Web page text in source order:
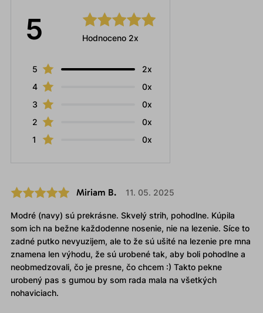
5 Hodnoceno 2x
5
2x
4
0x
3
0x
2
0x
1
0x
Miriam B. 11. 05. 2025
Modré (navy) sú prekrásne. Skvelý strih, pohodlne. Kúpila
som ich na bežne každodenne nosenie, nie na lezenie. Síce to
zadné putko nevyuzijem, ale to že sú ušité na lezenie pre mna
znamena len výhodu, že sú urobené tak, aby boli pohodlne a
neobmedzovali, čo je presne, čo chcem :) Takto pekne
urobený pas s gumou by som rada mala na všetkých
nohaviciach.